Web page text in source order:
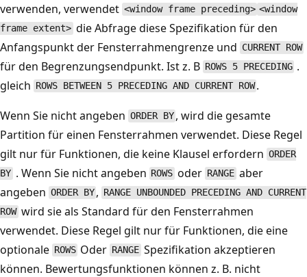
verwenden, verwendet <window frame preceding> <window
frame extent> die Abfrage diese Spezifikation für den
Anfangspunkt der Fensterrahmengrenze und CURRENT ROW
für den Begrenzungsendpunkt. Ist z. B ROWS 5 PRECEDING .
gleich ROWS BETWEEN 5 PRECEDING AND CURRENT ROW .
Wenn Sie nicht angeben ORDER BY , wird die gesamte
Partition für einen Fensterrahmen verwendet. Diese Regel
gilt nur für Funktionen, die keine Klausel erfordern ORDER
BY . Wenn Sie nicht angeben ROWS oder RANGEaber
angeben ORDER BY , RANGE UNBOUNDED PRECEDING AND CURRENT
ROW wird sie als Standard für den Fensterrahmen
verwendet. Diese Regel gilt nur für Funktionen, die eine
optionale ROWS Oder RANGESpezifikation akzeptieren
können. Bewertungsfunktionen können z. B. nicht